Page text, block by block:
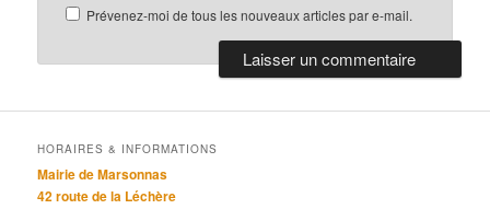
Prévenez-moi de tous les nouveaux articles par e-mail.
HORAIRES & INFORMATIONS
Mairie de Marsonnas
42 route de la Léchère